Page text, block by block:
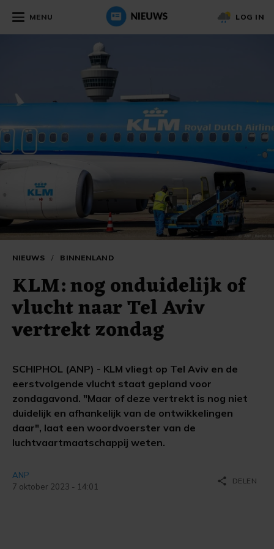
MENU LOG IN
NIEUWS / BINNENLAND
KLM: nog onduidelijk of
vlucht naar Tel Aviv
vertrekt zondag
SCHIPHOL (ANP) - KLM vliegt op Tel Aviv en de
eerstvolgende vlucht staat gepland voor
zondagavond. "Maar of deze vertrekt is nog niet
duidelijk en afhankelijk van de ontwikkelingen
daar", laat een woordvoerster van de
luchtvaartmaatschappij weten.
ANP
7 oktober 2023 - 14:01
share DELEN